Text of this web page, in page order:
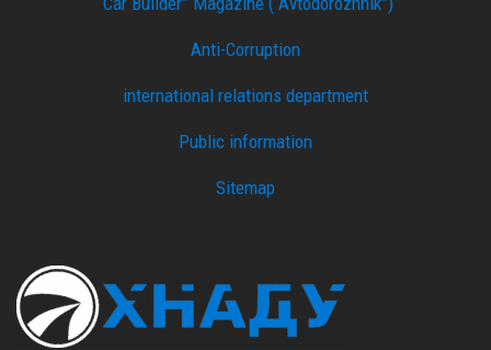
Anti-Corruption
international relations department
Public information
Sitemap